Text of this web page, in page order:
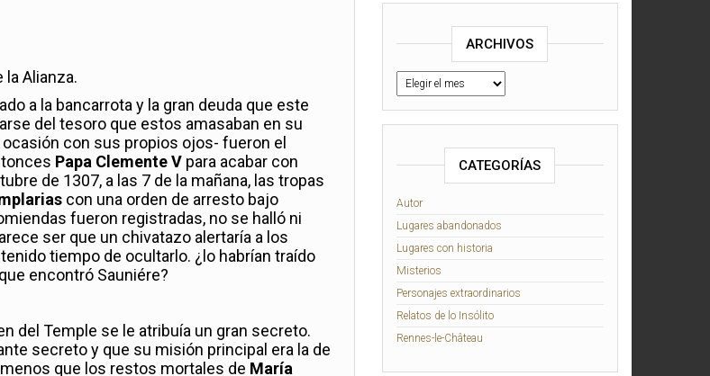
la Alianza.
a la bancarrota y la gran deuda que este
del tesoro que estos amasaban en su
con sus propios ojos- fueron el
Papa Clemente V para acabar con
de 1307, a las 7 de la mañana, las tropas
con una orden de arresto bajo
fueron registradas, no se halló ni
ser que un chivatazo alertaría a los
tiempo de ocultarlo. ¿lo habrían traído
encontró Sauniére?
del Temple se le atribuía un gran secreto.
secreto y que su misión principal era la de
que los restos mortales de María
ARCHIVOS
CATEGORÍAS
Autor
Lugares abandonados
Lugares con historia
Misterios
Personajes extraordinarios
Relatos de lo Insólito
Rennes-le-Château